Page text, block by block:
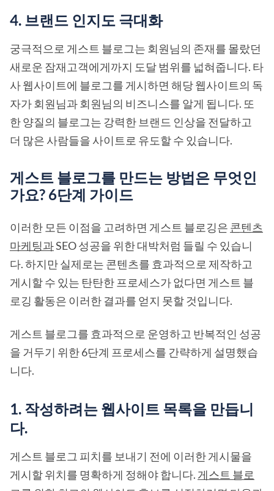
4. 브랜드 인지도 극대화
궁극적으로 게스트 블로그는 회원님의 존재를 몰랐던
새로운 잠재고객에게까지 도달 범위를 넓혀줍니다. 타
사 웹사이트에 블로그를 게시하면 해당 웹사이트의 독
자가 회원님과 회원님의 비즈니스를 알게 됩니다. 또
한 양질의 블로그는 강력한 브랜드 인상을 전달하고
더 많은 사람들을 사이트로 유도할 수 있습니다.
게스트 블로그를 만드는 방법은 무엇인
가요? 6단계 가이드
이러한 모든 이점을 고려하면 게스트 블로깅은 콘텐츠
마케팅과SEO 성공을 위한 대박처럼 들릴 수 있습니
다. 하지만 실제로는 콘텐츠를 효과적으로 제작하고
게시할 수 있는 탄탄한 프로세스가 없다면 게스트 블
로깅 활동은 이러한 결과를 얻지 못할 것입니다.
게스트 블로그를 효과적으로 운영하고 반복적인 성공
을 거두기 위한 6단계 프로세스를 간략하게 설명했습
니다.
1. 작성하려는 웹사이트 목록을 만듭니
다.
게스트 블로그 피치를 보내기 전에 이러한 게시물을
게시할 위치를 명확하게 정해야 합니다. 게스트 블로